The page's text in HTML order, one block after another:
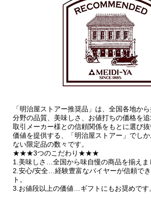
「明治屋ストアー推奨品」は、全国各地か
分野の品質、美味しさ、お値打ちの価格を追
取引メーカー様との信頼関係をもとに選び
価値を提供する、「明治屋ストアー」でし
ない限定品の数々です。
★★★3つのこだわり★★★
1.美味しさ…全国から味自慢の商品を揃えま
2.安心/安全…経験豊富なバイヤーが信頼で
ト。
3.お値段以上の価値…ギフトにもお奨めです